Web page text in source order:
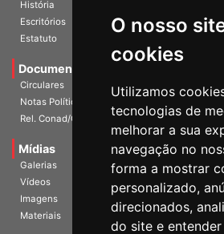
O nosso
cookies
Utilizamos
tecnologias de
melhorar a sua
navegação no
forma a mostrar
personalizado,
direcionados,
do site e
História
Escritórios
Estatuto
Documentos
Circulares
Notas Políticas
Rel. Conad/Congresso
Mídias
Galerias
Vídeos
Imagens
Materiais